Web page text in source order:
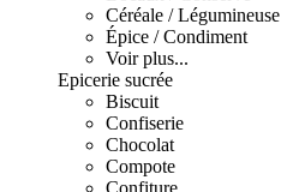
Céréale / Légumineuse
Épice / Condiment
Voir plus...
Epicerie sucrée
Biscuit
Confiserie
Chocolat
Compote
Confiture